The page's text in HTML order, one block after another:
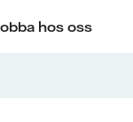
hos oss